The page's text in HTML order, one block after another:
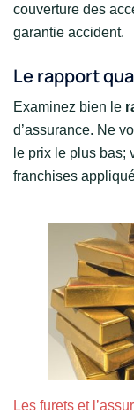
couverture des
garantie accident.
Le rapport
Examinez bien le
d’assurance. Ne
le prix le plus bas;
franchises
Les furets et